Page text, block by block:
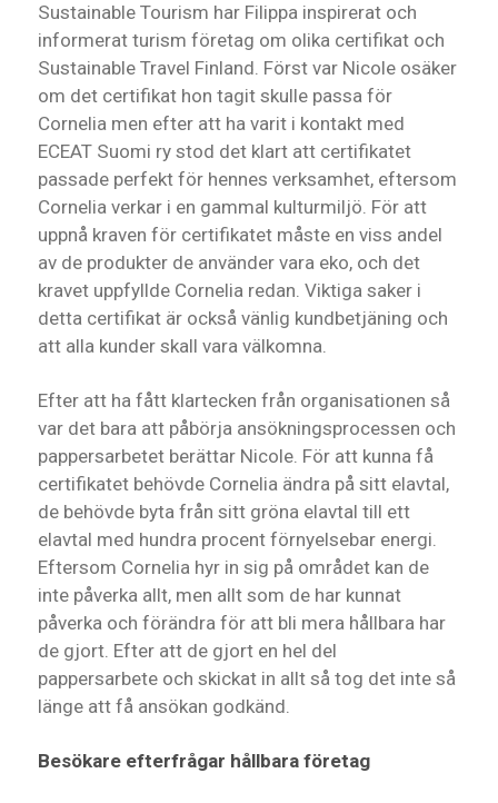
Sustainable Tourism har Filippa inspirerat och
informerat turism företag om olika certifikat och
Sustainable Travel Finland. Först var Nicole osäker
om det certifikat hon tagit skulle passa för
Cornelia men efter att ha varit i kontakt med
ECEAT Suomi ry stod det klart att certifikatet
passade perfekt för hennes verksamhet, eftersom
Cornelia verkar i en gammal kulturmiljö. För att
uppnå kraven för certifikatet måste en viss andel
av de produkter de använder vara eko, och det
kravet uppfyllde Cornelia redan. Viktiga saker i
detta certifikat är också vänlig kundbetjäning och
att alla kunder skall vara välkomna.
Efter att ha fått klartecken från organisationen så
var det bara att påbörja ansökningsprocessen och
pappersarbetet berättar Nicole. För att kunna få
certifikatet behövde Cornelia ändra på sitt elavtal,
de behövde byta från sitt gröna elavtal till ett
elavtal med hundra procent förnyelsebar energi.
Eftersom Cornelia hyr in sig på området kan de
inte påverka allt, men allt som de har kunnat
påverka och förändra för att bli mera hållbara har
de gjort. Efter att de gjort en hel del
pappersarbete och skickat in allt så tog det inte så
länge att få ansökan godkänd.
Besökare efterfrågar hållbara företag